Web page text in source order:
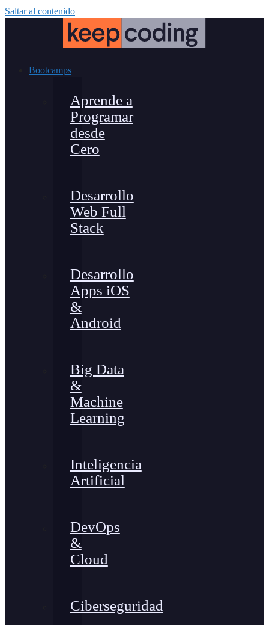
Saltar al contenido
Bootcamps
Aprende a
Programar
desde
Cero
Desarrollo
Web Full
Stack
Desarrollo
Apps iOS
&
Android
Big Data
&
Machine
Learning
Inteligencia
Artificial
DevOps
&
Cloud
Ciberseguridad